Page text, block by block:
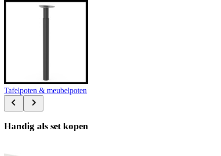
Tafelpoten & meubelpoten
Handig als set kopen